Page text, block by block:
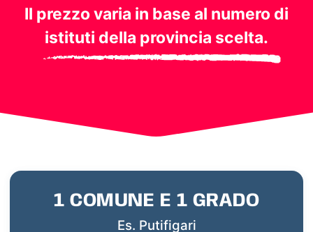
Il prezzo varia in base al numero di
istituti della provincia scelta.
1 COMUNE E 1 GRADO
Es. Putifigari